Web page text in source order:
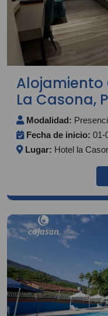
Alojamiento
La Casona,
Modalidad:
Fecha de inicio: 01-
Lugar: Hotel la